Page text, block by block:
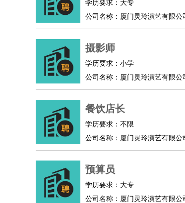
学历要求：大专
公司名称：厦门灵玲演艺有限公
摄影师
学历要求：小学
公司名称：厦门灵玲演艺有限公
餐饮店长
学历要求：不限
公司名称：厦门灵玲演艺有限公
预算员
学历要求：大专
公司名称：厦门灵玲演艺有限公